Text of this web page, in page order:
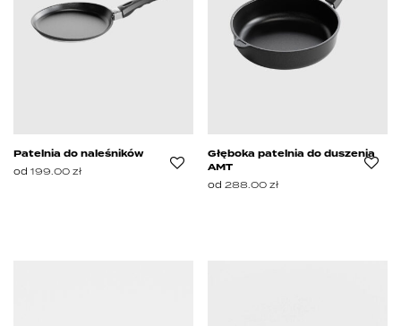
Patelnia do naleśników
od 199.00 zł
Głęboka patelnia do duszenia
AMT
od 288.00 zł